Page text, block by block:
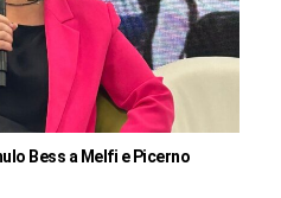
Bess a Melfi e Picerno